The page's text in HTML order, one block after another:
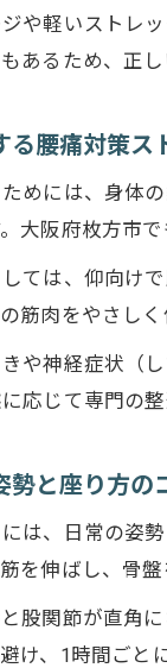
や軽いストレ
あるため、正
る腰痛対策ス
めには、身体
大阪府枚方市
ては、仰向け
筋肉をやさし
や神経症状（
応じて専門の
勢と座り方の
は、日常の姿
を伸ばし、骨
股関節が直角
け、1時間ごと